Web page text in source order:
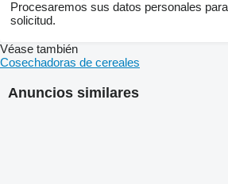
Procesaremos sus datos personales
solicitud.
Anuncios similares
Véase también
Cosechadoras de cereales